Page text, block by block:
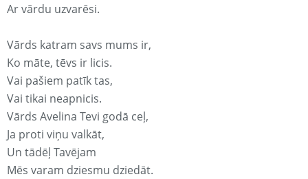
Ar vārdu uzvarēsi.
Vārds katram savs mums ir,
Ko māte, tēvs ir licis.
Vai pašiem patīk tas,
Vai tikai neapnicis.
Vārds Avelina Tevi godā ceļ,
Ja proti viņu valkāt,
Un tādēļ Tavējam
Mēs varam dziesmu dziedāt.